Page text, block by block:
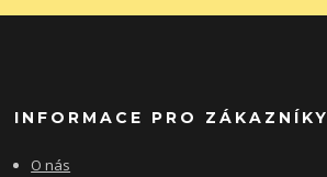
INFORMACE PRO ZÁKAZNÍKY
O nás